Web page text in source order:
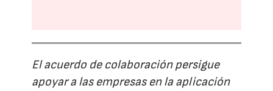
El acuerdo de colaboración persigue
apoyar a las empresas en la aplicación